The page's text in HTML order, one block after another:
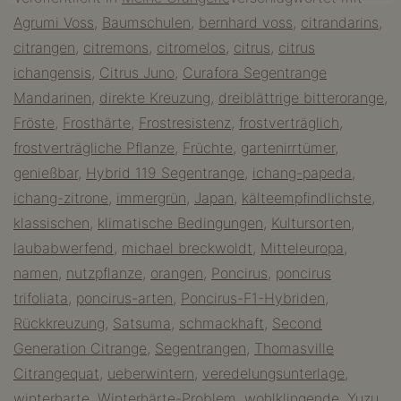
ein
Zitronenbaum
winterhart?
Agrumi Voss, Baumschulen, bernhard voss, citrandarins,
citrangen, citremons, citromelos, citrus, citrus
ichangensis, Citrus Juno, Curafora Segentrange
Mandarinen, direkte Kreuzung, dreiblättrige bitterorange,
Fröste, Frosthärte, Frostresistenz, frostverträglich,
frostverträgliche Pflanze, Früchte, gartenirrtümer,
genießbar, Hybrid 119 Segentrange, ichang-papeda ,
ichang-zitrone, immergrün, Japan, kälteempfindlichste,
klassischen, klimatische Bedingungen, Kultursorten,
laubabwerfend , michael breckwoldt, Mitteleuropa ,
namen, nutzpflanze, orangen, Poncirus, poncirus
trifoliata , poncirus-arten, Poncirus-F1-Hybriden,
Rückkreuzung, Satsuma , schmackhaft, Second
Generation Citrange, Segentrangen, Thomasville
Citrangequat, ueberwintern, veredelungsunterlage,